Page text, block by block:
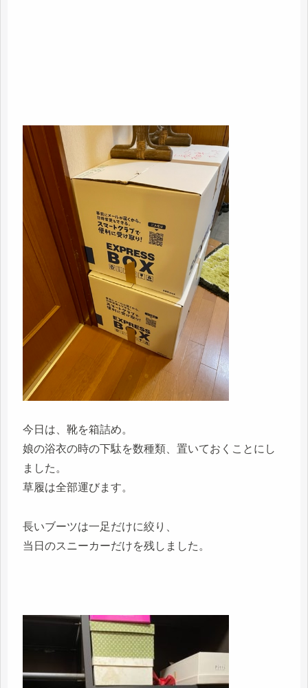
今日は、靴を箱詰め。
娘の浴衣の時の下駄を数種類、置いておくことにし
ました。
草履は全部運びます。
長いブーツは一足だけに絞り、
当日のスニーカーだけを残しました。